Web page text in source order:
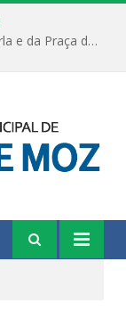
Últimos detalhes para a entrega da nova Orla e da Praça do Praião